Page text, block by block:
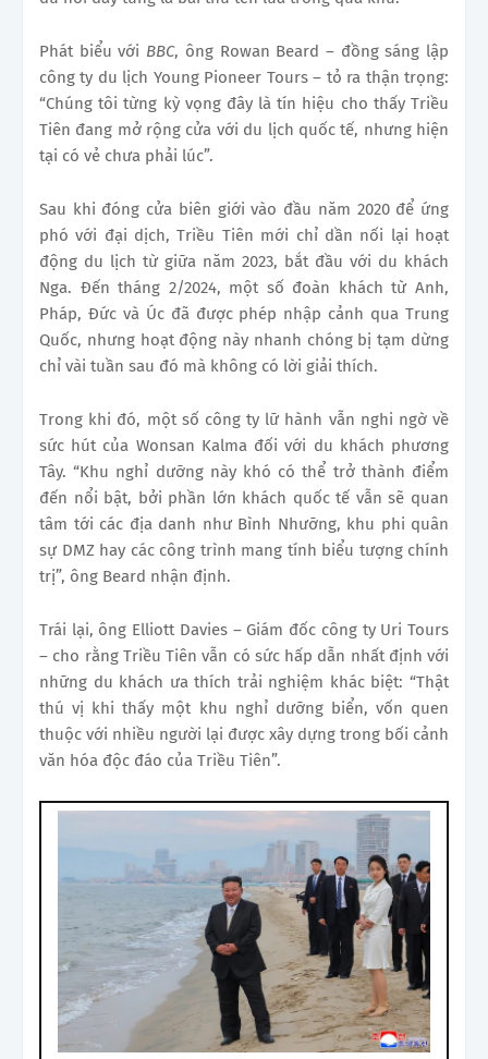
Phát biểu với BBC, ông Rowan Beard – đồng sáng lập
công ty du lịch Young Pioneer Tours – tỏ ra thận trọng:
“Chúng tôi từng kỳ vọng đây là tín hiệu cho thấy Triều
Tiên đang mở rộng cửa với du lịch quốc tế, nhưng hiện
tại có vẻ chưa phải lúc”.
Sau khi đóng cửa biên giới vào đầu năm 2020 để ứng
phó với đại dịch, Triều Tiên mới chỉ dần nối lại hoạt
động du lịch từ giữa năm 2023, bắt đầu với du khách
Nga. Đến tháng 2/2024, một số đoàn khách từ Anh,
Pháp, Đức và Úc đã được phép nhập cảnh qua Trung
Quốc, nhưng hoạt động này nhanh chóng bị tạm dừng
chỉ vài tuần sau đó mà không có lời giải thích.
Trong khi đó, một số công ty lữ hành vẫn nghi ngờ về
sức hút của Wonsan Kalma đối với du khách phương
Tây. “Khu nghỉ dưỡng này khó có thể trở thành điểm
đến nổi bật, bởi phần lớn khách quốc tế vẫn sẽ quan
tâm tới các địa danh như Bình Nhưỡng, khu phi quân
sự DMZ hay các công trình mang tính biểu tượng chính
trị”, ông Beard nhận định.
Trái lại, ông Elliott Davies – Giám đốc công ty Uri Tours
– cho rằng Triều Tiên vẫn có sức hấp dẫn nhất định với
những du khách ưa thích trải nghiệm khác biệt: “Thật
thú vị khi thấy một khu nghỉ dưỡng biển, vốn quen
thuộc với nhiều người lại được xây dựng trong bối cảnh
văn hóa độc đáo của Triều Tiên”.